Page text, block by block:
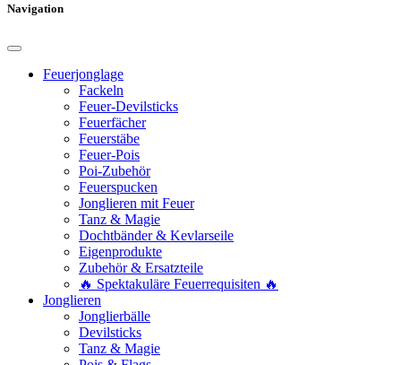
Navigation
Feuerjonglage
Fackeln
Feuer-Devilsticks
Feuerfächer
Feuerstäbe
Feuer-Pois
Poi-Zubehör
Feuerspucken
Jonglieren mit Feuer
Tanz & Magie
Dochtbänder & Kevlarseile
Eigenprodukte
Zubehör & Ersatzteile
🔥 Spektakuläre Feuerrequisiten 🔥
Jonglieren
Jonglierbälle
Devilsticks
Tanz & Magie